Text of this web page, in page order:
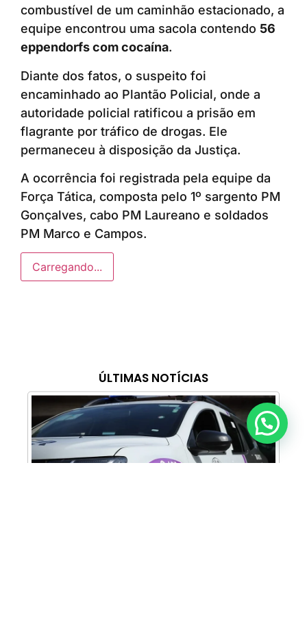
ÚLTIMAS NOTÍCIAS
combustível de um caminhão estacionado, a
equipe encontrou uma sacola contendo 56
eppendorfs com cocaína.
Diante dos fatos, o suspeito foi
encaminhado ao Plantão Policial, onde a
autoridade policial ratificou a prisão em
flagrante por tráfico de drogas. Ele
permaneceu à disposição da Justiça.
A ocorrência foi registrada pela equipe da
Força Tática, composta pelo 1º sargento PM
Gonçalves, cabo PM Laureano e soldados
PM Marco e Campos.
Carregando...
Anunciar ou recomendar matéria